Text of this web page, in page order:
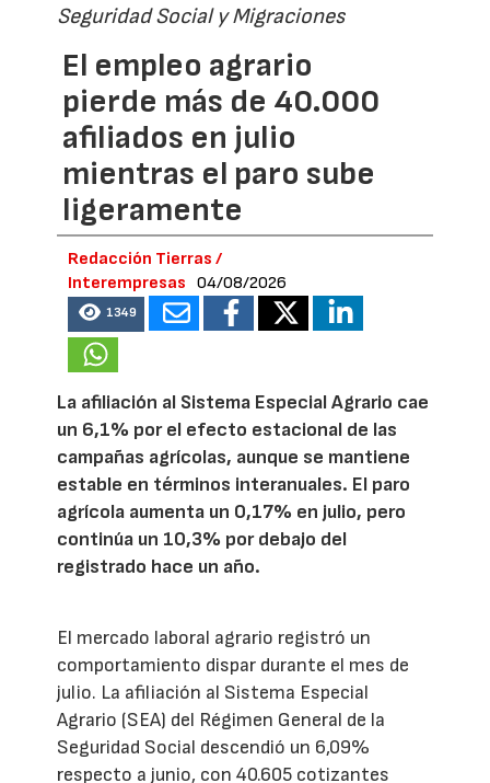
Seguridad Social y Migraciones
El empleo agrario
pierde más de 40.000
afiliados en julio
mientras el paro sube
ligeramente
Redacción Tierras /
Interempresas
04/08/2026
1349
La afiliación al Sistema Especial Agrario cae
un 6,1% por el efecto estacional de las
campañas agrícolas, aunque se mantiene
estable en términos interanuales. El paro
agrícola aumenta un 0,17% en julio, pero
continúa un 10,3% por debajo del
registrado hace un año.
El mercado laboral agrario registró un
comportamiento dispar durante el mes de
julio. La afiliación al Sistema Especial
Agrario (SEA) del Régimen General de la
Seguridad Social descendió un 6,09%
respecto a junio, con 40.605 cotizantes